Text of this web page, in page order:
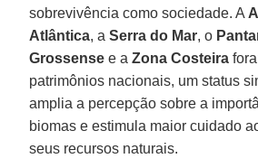
sobrevivência como sociedade. A
Atlântica, aSerra do Mar, o
Grossense e aZona Costeira
patrimônios nacionais, um status
amplia a percepção sobre a
biomas e estimula maior cuidado
seus recursos naturais.